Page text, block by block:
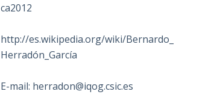
ca2012
http://es.wikipedia.org/wiki/Bernardo_
Herradón_García
E-mail: herradon@iqog.csic.es